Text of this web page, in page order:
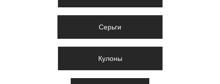
Серьги
Кулоны